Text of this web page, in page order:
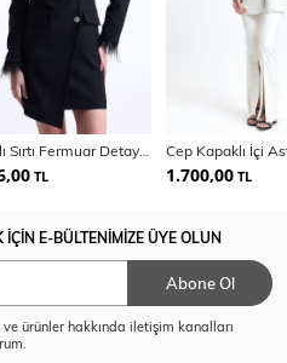
TL 1.700,00 TL
E-BÜLTENİMİZE ÜYE OLUN
Abone Ol
ürünler hakkında iletişim kanalları